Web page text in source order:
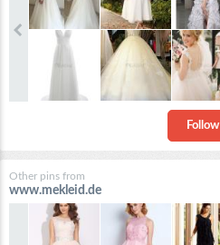
Follow
Other pins from
www.mekleid.de